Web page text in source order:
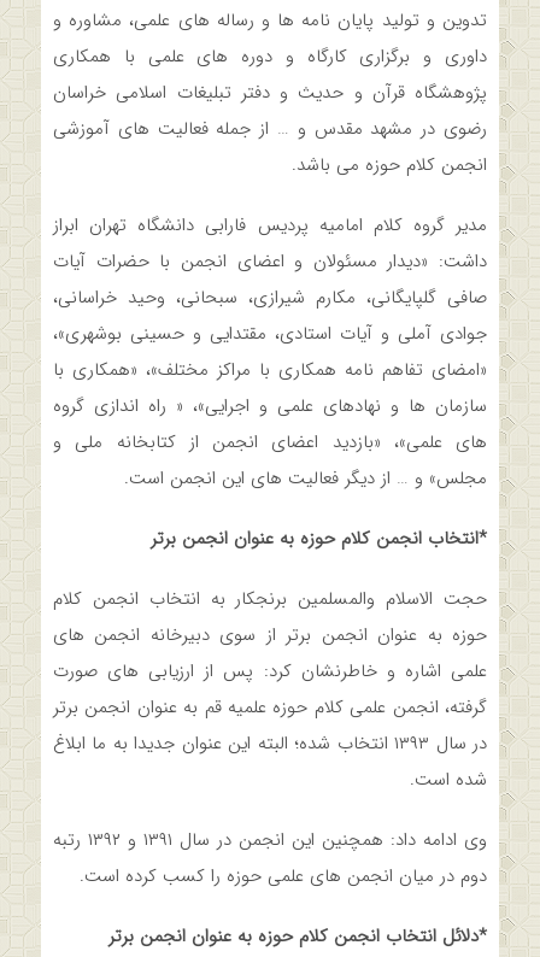
تدوین و تولید پایان نامه ها و رساله های علمی، مشاوره و
داوری و برگزاری کارگاه و دوره های علمی با همکاری
پژوهشگاه قرآن و حدیث و دفتر تبلیغات اسلامی خراسان
رضوی در مشهد مقدس و … از جمله فعالیت های آموزشی
انجمن کلام حوزه می باشد.
مدیر گروه کلام امامیه پردیس فارابی دانشگاه تهران ابراز
داشت: «دیدار مسئولان و اعضای انجمن با حضرات آیات
صافی گلپایگانی، مکارم شیرازی، سبحانی، وحید خراسانی،
جوادی آملی و آیات استادی، مقتدایی و حسینی بوشهری»،
«امضای تفاهم نامه همکاری با مراکز مختلف»، «همکاری با
سازمان ها و نهادهای علمی و اجرایی»، « راه اندازی گروه
های علمی»، «بازدید اعضای انجمن از کتابخانه ملی و
مجلس» و … از دیگر فعالیت های این انجمن است.
*انتخاب انجمن کلام حوزه به عنوان انجمن برتر
حجت الاسلام والمسلمین برنجکار به انتخاب انجمن کلام
حوزه به عنوان انجمن برتر از سوی دبیرخانه انجمن های
علمی اشاره و خاطرنشان کرد: پس از ارزیابی های صورت
گرفته، انجمن علمی کلام حوزه علمیه قم به عنوان انجمن برتر
در سال ۱۳۹۳ انتخاب شده؛ البته این عنوان جدیدا به ما ابلاغ
شده است.
وی ادامه داد: همچنین این انجمن در سال ۱۳۹۱ و ۱۳۹۲ رتبه
دوم در میان انجمن های علمی حوزه را کسب کرده است.
*دلائل انتخاب انجمن کلام حوزه به عنوان انجمن برتر